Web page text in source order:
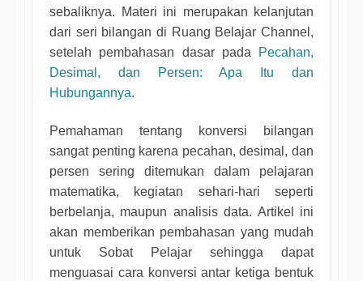
sebaliknya. Materi ini merupakan kelanjutan
dari seri bilangan di Ruang Belajar Channel,
setelah pembahasan dasar pada
Pecahan,
Desimal, dan Persen: Apa Itu dan
Hubungannya.
Pemahaman tentang konversi bilangan
sangat penting karena pecahan, desimal, dan
persen sering ditemukan dalam pelajaran
matematika, kegiatan sehari-hari seperti
berbelanja, maupun analisis data. Artikel ini
akan memberikan pembahasan yang mudah
untuk Sobat Pelajar sehingga dapat
menguasai cara konversi antar ketiga bentuk